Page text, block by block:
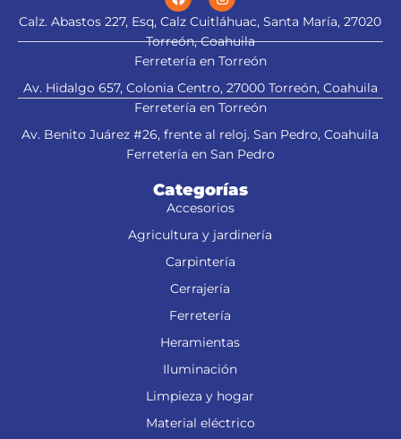
Calz. Abastos 227, Esq, Calz Cuitláhuac, Santa María, 27020
Torreón, Coahuila
Ferretería en Torreón
Av. Hidalgo 657, Colonia Centro, 27000 Torreón, Coahuila
Ferretería en Torreón
Av. Benito Juárez #26, frente al reloj. San Pedro, Coahuila
Ferretería en San Pedro
Categorías
Accesorios
Agricultura y jardinería
Carpintería
Cerrajería
Ferretería
Heramientas
Iluminación
Limpieza y hogar
Material eléctrico